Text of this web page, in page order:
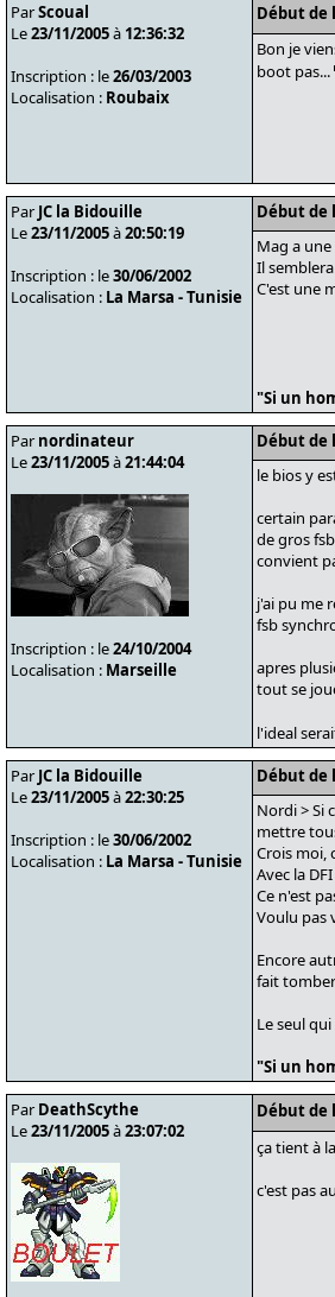
ParScoual
Le23/11/2005à 12:36:32
Inscription : le26/03/2003
Localisation : Roubaix
Début de
Bon je
boot pas...
Par JC la Bidouille
Le23/11/2005à20:50:19
Inscription : le30/06/2002
Localisation : La Marsa - Tunisie
Début de
Mag a
Il
C'est une
"Si un
Par nordinateur
Le23/11/2005à21:44:04
Inscription : le24/10/2004
Localisation : Marseille
Début de
le bios y
certain
de gros
convient
j'ai pu me
fsb
apres
tout se
l'ideal
Par JC la Bidouille
Le23/11/2005à22:30:25
Inscription : le30/06/2002
Localisation : La Marsa - Tunisie
Début de
Nordi > Si
mettre
Crois moi,
Avec la
Ce n'est
Voulu pas
Encore
fait tomber
Le seul qui
"Si un
Par DeathScythe
Le23/11/2005à23:07:02
Début de
ça tient à
c'est pas